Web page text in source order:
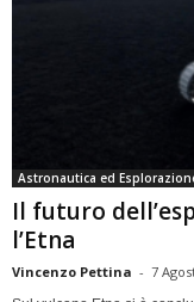
Astronautica ed
Il futuro
l’Etna
Vincenzo Pettina - 7